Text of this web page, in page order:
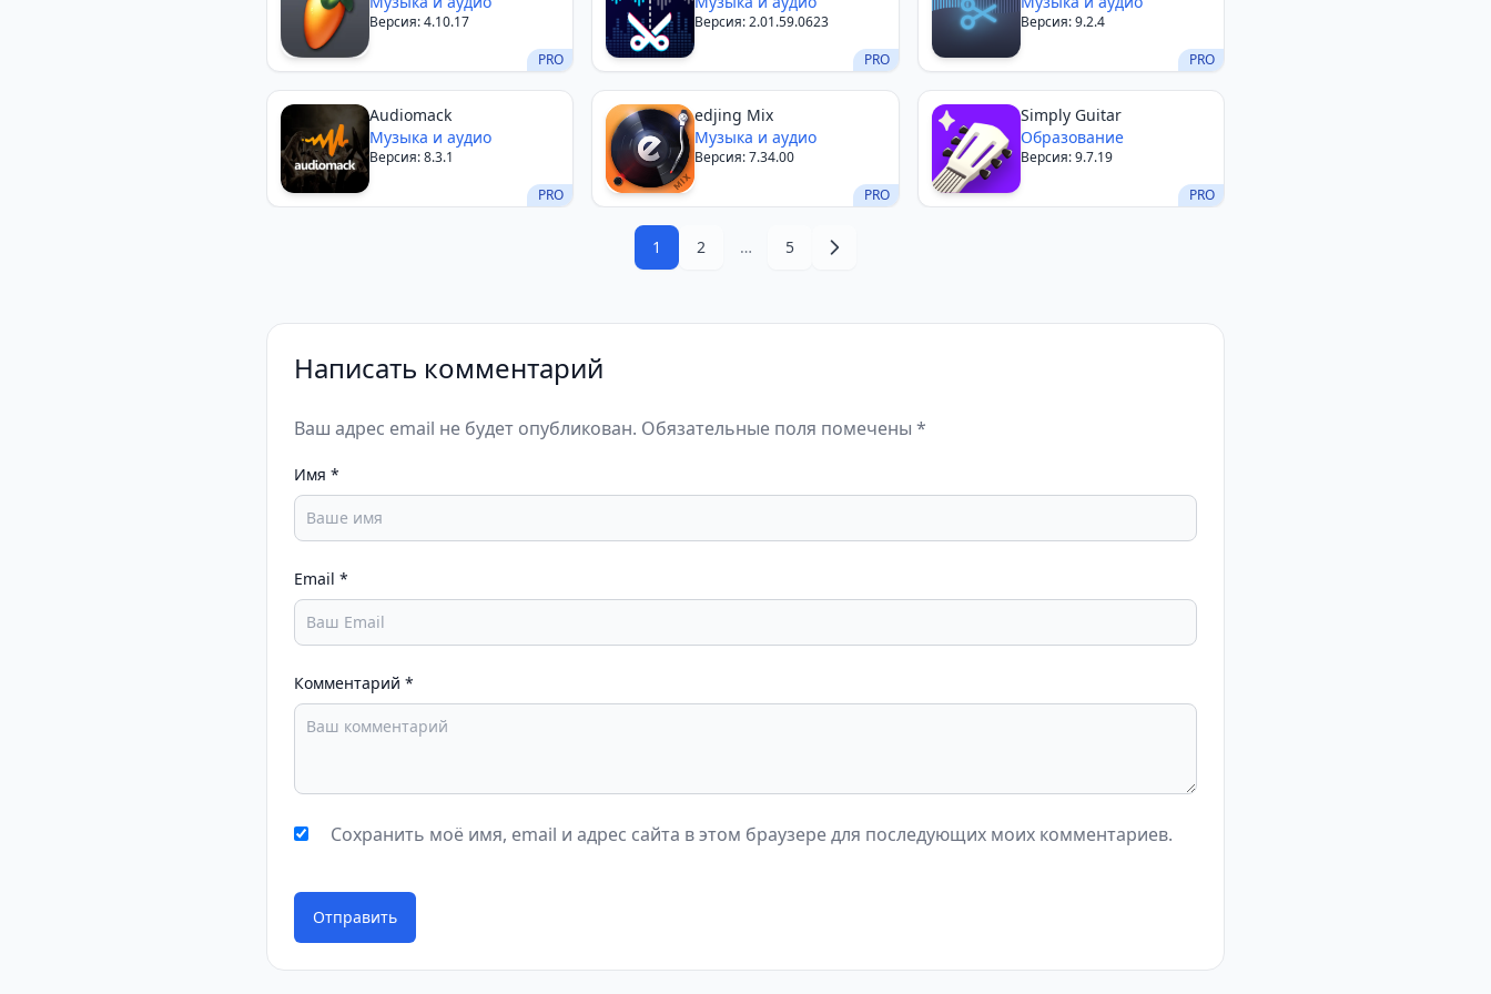
PRO
Версия: 4.10.17
PRO
Версия: 2.01.59.0623
PRO
Версия: 9.2.4
PRO
Audiomack
Музыка и аудио
Версия: 8.3.1
PRO
edjing Mix
Музыка и аудио
Версия: 7.34.00
PRO
Simply Guitar
Образование
Версия: 9.7.19
1 2 … 5
Написать комментарий
Ваш адрес email не будет опубликован. Обязательные поля помечены *
Имя *
Email *
Комментарий *
Сохранить моё имя, email и адрес сайта в этом браузере для последующих моих комментариев.
Отправить